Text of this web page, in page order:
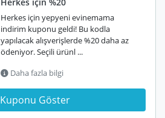
Herkes için yepyeni evinemama
indirim kuponu geldi! Bu kodla
yapılacak alışverişlerde %20 daha az
ödeniyor. Seçili ürünl ...
Daha fazla bilgi
Kuponu Göster